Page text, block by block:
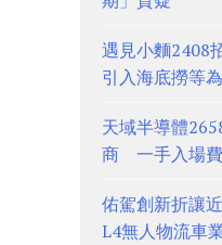
遇見小麵2408
引入海底撈等
天域半導體
商 一手入場
佑駕創新折讓
L4無人物流車